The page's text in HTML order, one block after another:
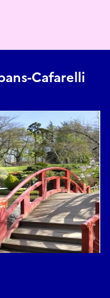
Cafarelli